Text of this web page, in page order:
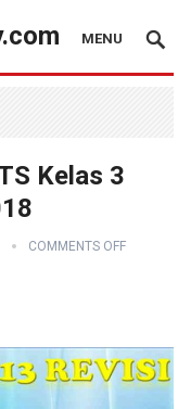
MENU
Kelas 3
COMMENTS OFF